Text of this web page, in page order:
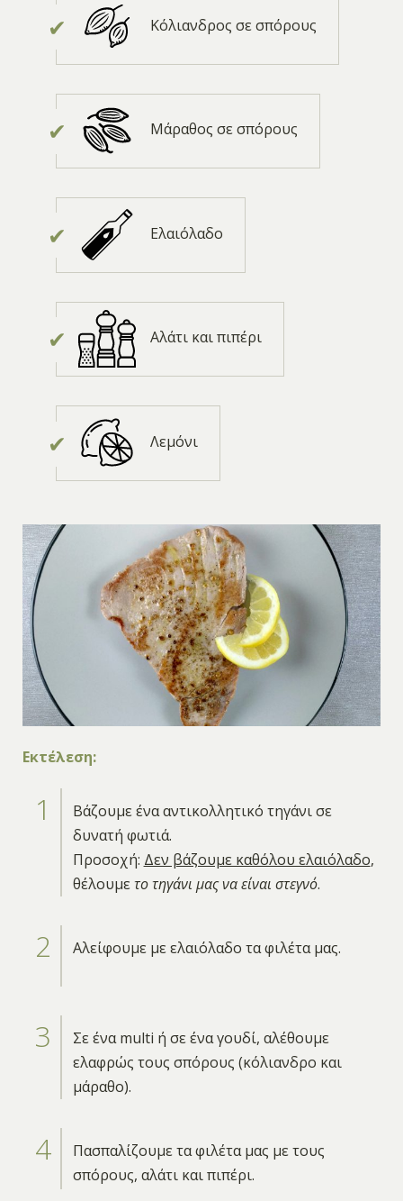
Κόλιανδρος σε σπόρους
Μάραθος σε σπόρους
Ελαιόλαδο
Αλάτι και πιπέρι
Λεμόνι
Εκτέλεση:
Βάζουμε ένα αντικολλητικό τηγάνι σε
δυνατή φωτιά.
Προσοχή: Δεν βάζουμε καθόλου ελαιόλαδο,
θέλουμετο τηγάνι μας να είναι στεγνό.
Αλείφουμε με ελαιόλαδο τα φιλέτα μας.
Σε ένα multi ή σε ένα γουδί, αλέθουμε
ελαφρώς τους σπόρους (κόλιανδρο και
μάραθο).
Πασπαλίζουμε τα φιλέτα μας με τους
σπόρους, αλάτι και πιπέρι.